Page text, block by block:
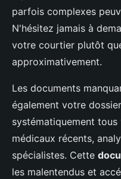
parfois complexes
N'hésitez jamais à
votre courtier plutôt
approximativement.
Les documents
également votre
systématiquement
médicaux récents,
spécialistes. Cette
les malentendus et